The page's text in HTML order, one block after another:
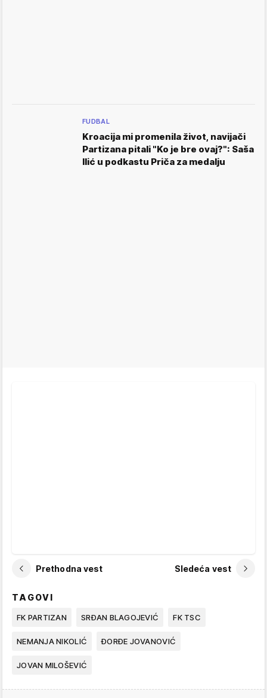
FUDBAL
Kroacija mi promenila život, navijači
Partizana pitali "Ko je bre ovaj?": Saša
Ilić u podkastu Priča za medalju
Prethodna vest Sledeća vest
TAGOVI
FK PARTIZAN SRĐAN BLAGOJEVIĆ FK TSC
NEMANJA NIKOLIĆ ĐORĐE JOVANOVIĆ
JOVAN MILOŠEVIĆ